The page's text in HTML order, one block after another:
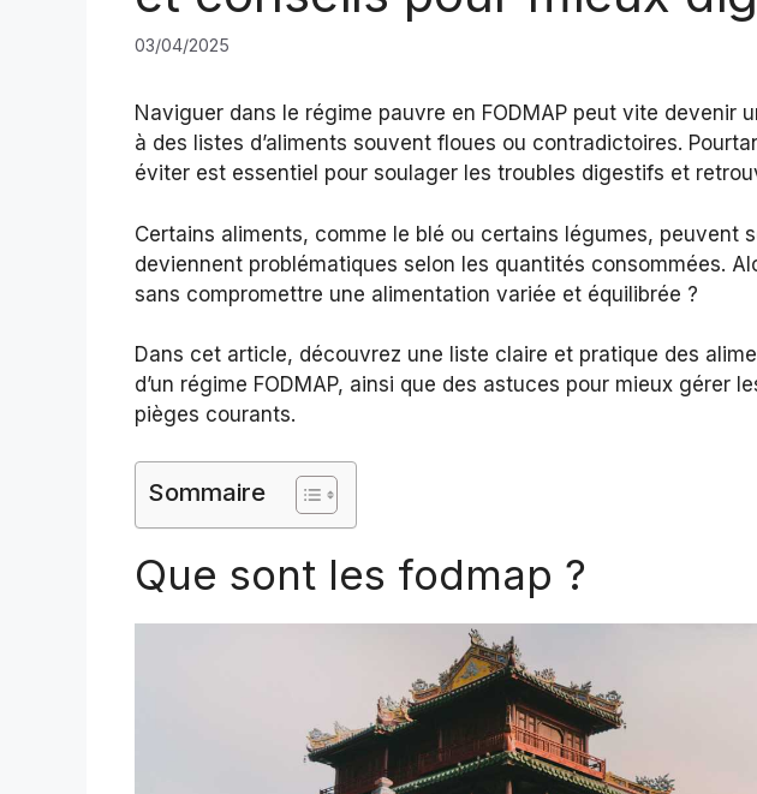
03/04/2025
Naviguer dans le régime pauvre en FODMAP peut vite devenir
à des listes d’aliments souvent floues ou contradictoires.
éviter est essentiel pour soulager les troubles digestifs et
Certains aliments, comme le blé ou certains légumes, peuvent
deviennent problématiques selon les quantités consommées.
sans compromettre une alimentation variée et équilibrée ?
Dans cet article, découvrez une liste claire et pratique des
d’un régime FODMAP, ainsi que des astuces pour mieux gérer
pièges courants.
Sommaire
Que sont les fodmap ?